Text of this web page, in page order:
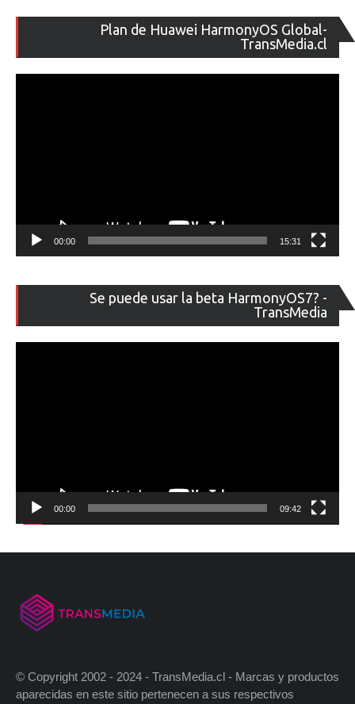
Plan de Huawei HarmonyOS Global-
TransMedia.cl
de
00:00 15:31
Se puede usar la beta HarmonyOS7? -
TransMedia
de
00:00 09:42
© Copyright 2002 - 2024 - TransMedia.cl - Marcas y productos
aparecidas en este sitio pertenecen a sus respectivos